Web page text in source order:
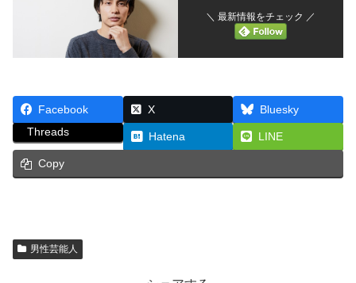
＼ 最新情報をチェック ／
Facebook X
Bluesky
Threads
Hatena LINE
Copy
男性芸能人